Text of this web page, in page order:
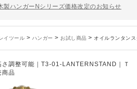
製ハンガーNシリーズ価格改定のお知らせ
製ハンガーNシリーズ価格改定のお知らせ
イツール > ハンガー > お試し商品 > オイルランタン
さ調整可能｜T3-01-LANTERNSTAND｜Ｔ
商品